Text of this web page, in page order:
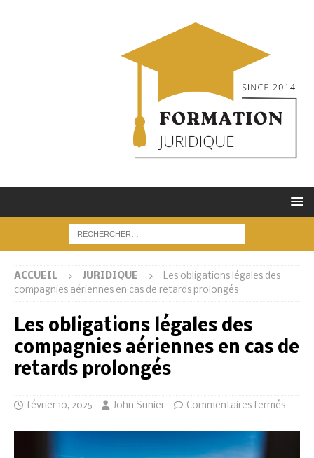
ACCUEIL JURIDIQUE
Les obligations légales des
compagnies aériennes en cas de retards prolongés
Les obligations légales des
compagnies aériennes en cas de
retards prolongés
février 10, 2025 John Sunier Commentaires fermés